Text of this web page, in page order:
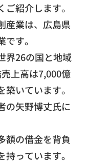
紹介します。
業は、 広島県
す。
界26の国と地域
上高は7,000億
いています。
の矢野博丈氏に
額の借金を背負
っています。